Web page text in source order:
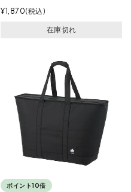
¥1,870 税込
在庫切れ
ポイント10倍